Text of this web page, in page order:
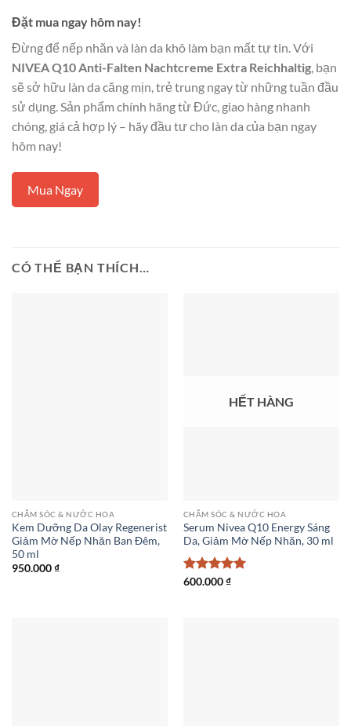
Đặt mua ngay hôm nay!
Đừng để nếp nhăn và làn da khô làm bạn mất tự tin. Với
NIVEA Q10 Anti-Falten Nachtcreme Extra Reichhaltig, bạn
sẽ sở hữu làn da căng mịn, trẻ trung ngay từ những tuần đầu
sử dụng. Sản phẩm chính hãng từ Đức, giao hàng nhanh
chóng, giá cả hợp lý – hãy đầu tư cho làn da của bạn ngay
hôm nay!
Mua Ngay
CÓ THỂ BẠN THÍCH…
CHĂM SÓC & NƯỚC HOA
Kem Dưỡng Da Olay Regenerist
Giảm Mờ Nếp Nhăn Ban Đêm,
50 ml
950.000₫
HẾT HÀNG
CHĂM SÓC & NƯỚC HOA
Serum Nivea Q10 Energy Sáng
Da, Giảm Mờ Nếp Nhăn, 30 ml
Được xếp
600.000₫